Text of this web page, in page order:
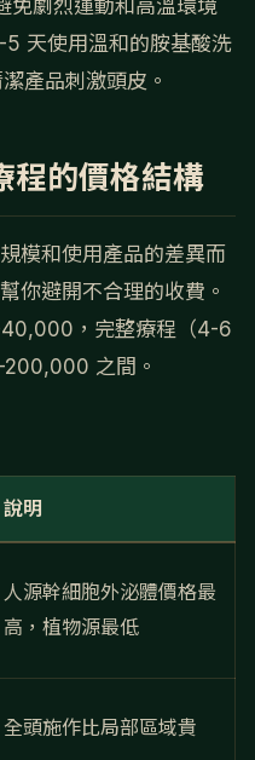
免劇烈運動和高溫環境
5 天使用溫和的胺基酸洗
產品刺激頭皮。
程的價格結構
模和使用產品的差異而
你避開不合理的收費。
，完整療程（4-6
之間。
說明
人源幹細胞外泌體價格最
高，植物源最低
全頭施作比局部區域貴